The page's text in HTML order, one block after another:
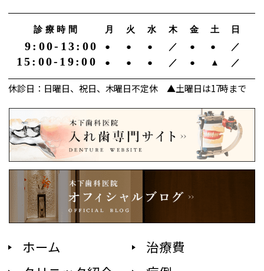
診療時間 月 火 水 木 金 土 日
9:00-13:00 ● ● ● ／ ● ● ／
15:00-19:00 ● ● ● ／ ● ▲ ／
休診日：日曜日、祝日、木曜日不定休 ▲土曜日は17時まで
ホーム
治療費